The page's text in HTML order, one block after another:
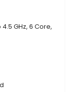
GHz, 6 Core,